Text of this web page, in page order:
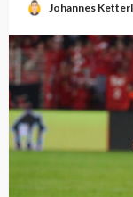
Johannes Ketterl